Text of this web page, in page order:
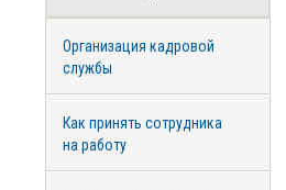
Организация кадровой
службы
Как принять сотрудника
на работу